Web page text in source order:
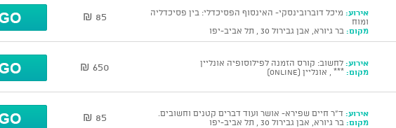
אירוע: מיכל דוברובינסקי- האינסוף הפסיכדלי: בין פסיכדליה
ומוח
מקום: בר גיורא, אבן גבירול 30 , תל אביב-יפו
85 ₪
אירוע: לחשוב: קורס הזמנה לפילוסופיה אונליין
מקום: *** , אונליין (ONLINE) 650 ₪
אירוע: ד"ר חיים שפירא- אושר ועוד דברים קטנים וחשובים.
מקום: בר גיורא, אבן גבירול 30 , תל אביב-יפו 85 ₪